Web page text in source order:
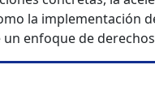
la implementación
enfoque de